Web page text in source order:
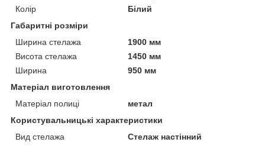
Колір
Білий
Габаритні розміри
Ширина стелажа
1900 мм
Висота стелажа
1450 мм
Ширина
950 мм
Матеріал виготовлення
Матеріал полиці
метал
Користувальницькі характеристики
Вид стелажа
Стелаж настінний